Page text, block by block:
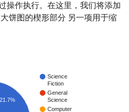
操作执行。在这里，我们将添加
饼图的楔形部分 另一项用于缩